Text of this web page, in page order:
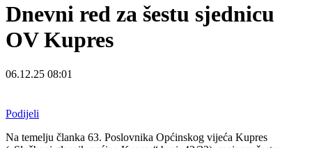
Dnevni red za šestu sjednicu
OV Kupres
06.12.25 08:01
Podijeli
Na temelju članka 63. Poslovnika Općinskog vijeća Kupres